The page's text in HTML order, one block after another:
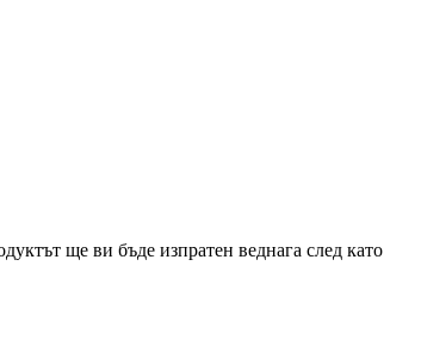
ще ви бъде изпратен веднага след като